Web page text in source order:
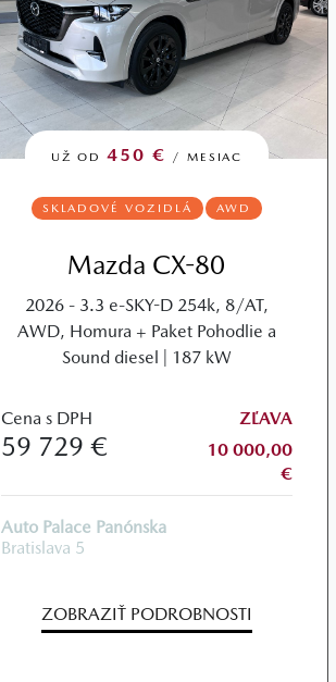
UŽ OD450 € / MESIAC
SKLADOVÉ VOZIDLÁ AWD
Mazda CX-80
2026 - 3.3 e-SKY-D 254k, 8/AT,
AWD, Homura + Paket Pohodlie a
Sound diesel | 187 kW
Cena s DPH
59 729 €
ZĽAVA
10 000,00
€
Auto Palace Panónska
Bratislava 5
ZOBRAZIŤ PODROBNOSTI